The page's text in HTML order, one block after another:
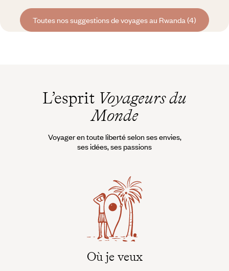
Toutes nos suggestions de voyages au Rwanda (4)
L’esprit Voyageurs du
Monde
Voyager en toute liberté selon ses envies,
ses idées, ses passions
Où je veux